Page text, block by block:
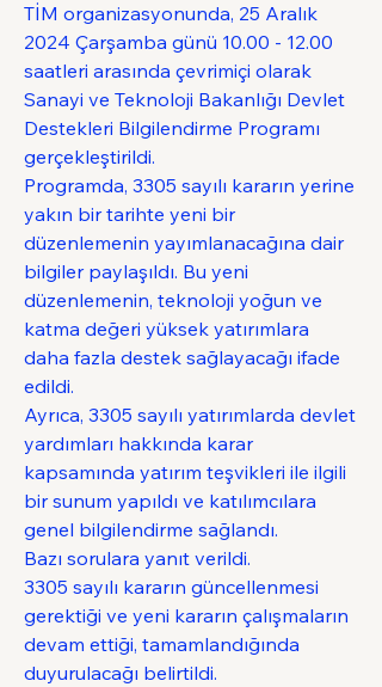
TİM organizasyonunda, 25 Aralık
2024 Çarşamba günü 10.00 - 12.00
saatleri arasında çevrimiçi olarak
Sanayi ve Teknoloji Bakanlığı Devlet
Destekleri Bilgilendirme Programı
gerçekleştirildi.
Programda, 3305 sayılı kararın yerine
yakın bir tarihte yeni bir
düzenlemenin yayımlanacağına dair
bilgiler paylaşıldı. Bu yeni
düzenlemenin, teknoloji yoğun ve
katma değeri yüksek yatırımlara
daha fazla destek sağlayacağı ifade
edildi.
Ayrıca, 3305 sayılı yatırımlarda devlet
yardımları hakkında karar
kapsamında yatırım teşvikleri ile ilgili
bir sunum yapıldı ve katılımcılara
genel bilgilendirme sağlandı.
Bazı sorulara yanıt verildi.
3305 sayılı kararın güncellenmesi
gerektiği ve yeni kararın çalışmaların
devam ettiği, tamamlandığında
duyurulacağı belirtildi.